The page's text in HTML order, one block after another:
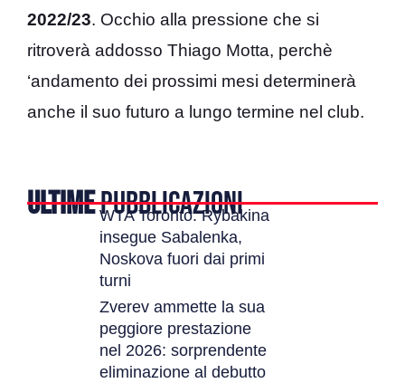
2022/23. Occhio alla pressione che si
ritroverà addosso Thiago Motta, perchè
‘andamento dei prossimi mesi determinerà
anche il suo futuro a lungo termine nel club.
ULTIMEPUBBLICAZIONI
WTA Toronto: Rybakina
insegue Sabalenka,
Noskova fuori dai primi
turni
Zverev ammette la sua
peggiore prestazione
nel 2026: sorprendente
eliminazione al debutto